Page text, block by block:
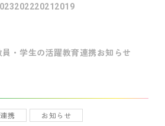
20222021 2019
員・学生の活躍教育連携お知らせ
携 お知らせ